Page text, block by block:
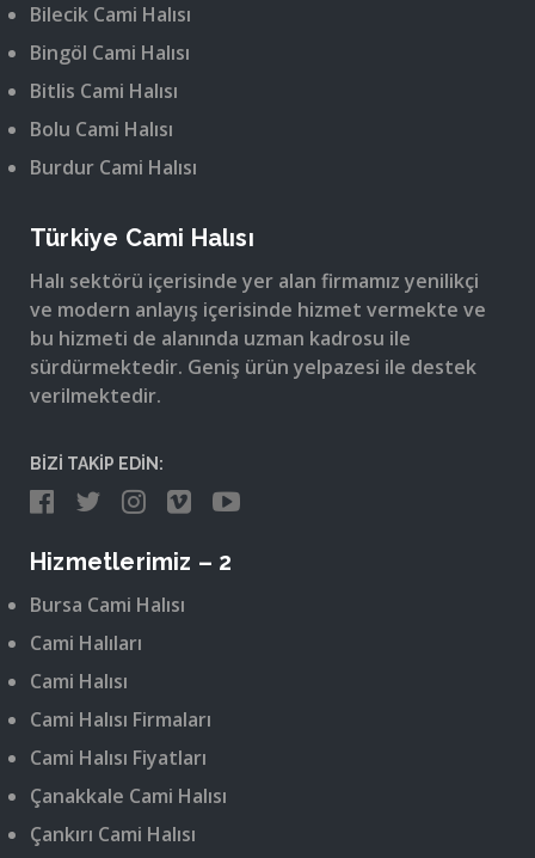
Bilecik Cami Halısı
Bingöl Cami Halısı
Bitlis Cami Halısı
Bolu Cami Halısı
Burdur Cami Halısı
Türkiye Cami Halısı
Halı sektörü içerisinde yer alan firmamız yenilikçi
ve modern anlayış içerisinde hizmet vermekte ve
bu hizmeti de alanında uzman kadrosu ile
sürdürmektedir. Geniş ürün yelpazesi ile destek
verilmektedir.
BİZİ TAKİP EDİN:
Hizmetlerimiz – 2
Bursa Cami Halısı
Cami Halıları
Cami Halısı
Cami Halısı Firmaları
Cami Halısı Fiyatları
Çanakkale Cami Halısı
Çankırı Cami Halısı